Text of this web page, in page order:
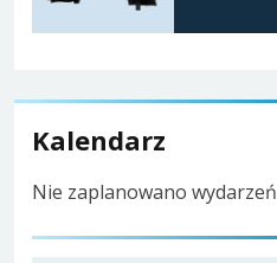
Kalendarz
Nie zaplanowano wydarzeń